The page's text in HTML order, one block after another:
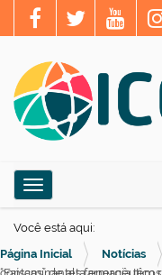
e
Toggle navigation
Você está aqui:
Página Inicial
Notícias